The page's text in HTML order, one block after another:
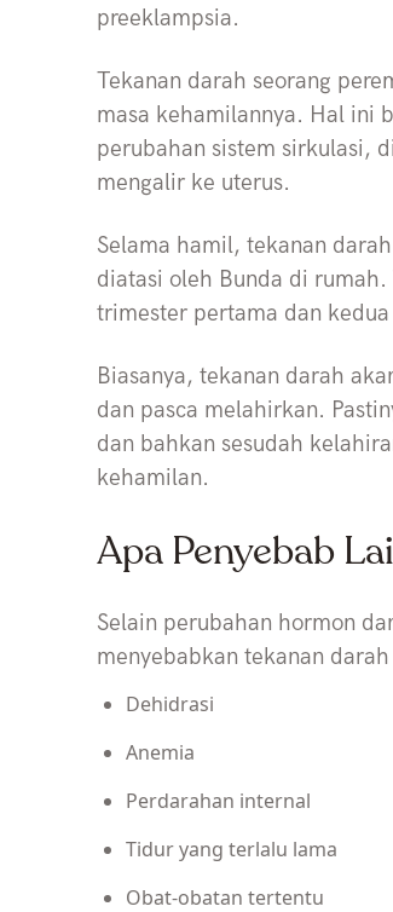
preeklampsia.
Tekanan darah seorang
masa kehamilannya. Hal ini
perubahan sistem sirkulasi,
mengalir ke uterus.
Selama hamil, tekanan
diatasi oleh Bunda di
trimester pertama dan
Biasanya, tekanan darah
dan pasca melahirkan.
dan bahkan sesudah
kehamilan.
Apa Penyebab
Selain perubahan hormon
menyebabkan tekanan
Dehidrasi
Anemia
Perdarahan internal
Tidur yang terlalu lama
Obat-obatan tertentu